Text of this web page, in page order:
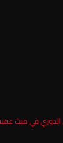
الدوري في ميت